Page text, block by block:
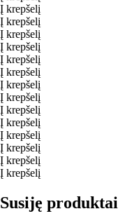
Į krepšelį
Į krepšelį
Į krepšelį
Į krepšelį
Į krepšelį
Į krepšelį
Į krepšelį
Į krepšelį
Į krepšelį
Į krepšelį
Į krepšelį
Į krepšelį
Į krepšelį
Į krepšelį
Susiję produktai